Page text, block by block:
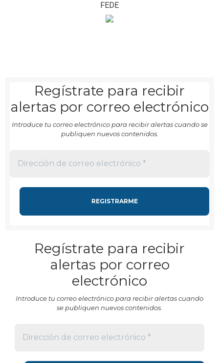
FEDE
Regístrate para recibir
alertas por correo electrónico
Introduce tu correo electrónico para recibir alertas cuando se
publiquen nuevos contenidos.
Regístrate para recibir
alertas por correo
electrónico
Introduce tu correo electrónico para recibir alertas cuando
se publiquen nuevos contenidos.